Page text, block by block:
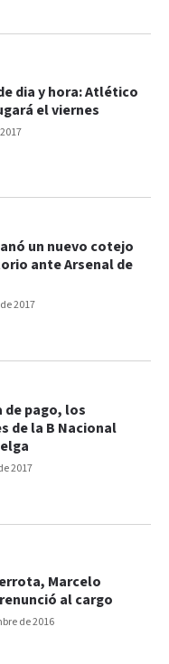
dia y hora: Atlético
el viernes
2017
un nuevo cotejo
ante Arsenal de
2017
pago, los
de la B Nacional
de 2016
Marcelo
al cargo